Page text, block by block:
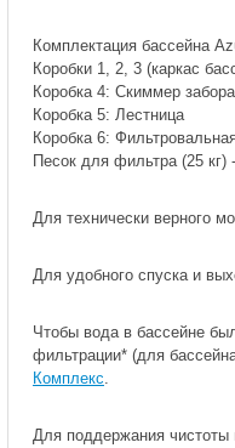
Комплектация бассейна
Коробки 1, 2, 3 (каркас
Коробка 4: Скиммер
Коробка 5: Лестница
Коробка 6:
Песок для фильтра (25
Для технически верного
Для удобного спуска и
Чтобы вода в бассейне
фильтрации* (для
Комплекс.
Для поддержания